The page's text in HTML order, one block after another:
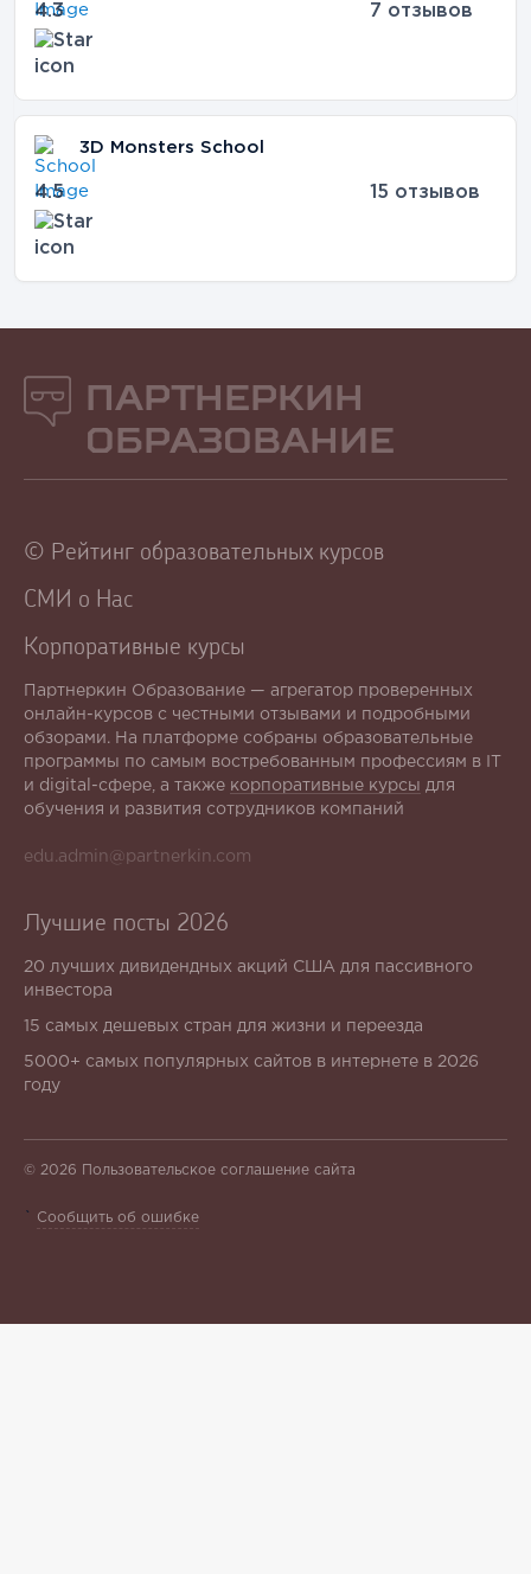
7 отзывов
4.3
3D Monsters School
15 отзывов
4.5
Партнеркин
Образование
© Рейтинг образовательных курсов
СМИ о Нас
Корпоративные курсы
Партнеркин Образование — агрегатор проверенных
онлайн-курсов с честными отзывами и подробными
обзорами. На платформе собраны образовательные
программы по самым востребованным профессиям в IT
и digital-сфере, а также корпоративные курсы для
обучения и развития сотрудников компаний
edu.admin@partnerkin.com
Лучшие посты 2026
20 лучших дивидендных акций США для пассивного
инвестора
15 самых дешевых стран для жизни и переезда
5000+ самых популярных сайтов в интернете в 2026
году
© 2026 Пользовательское соглашение сайта
` Сообщить об ошибке